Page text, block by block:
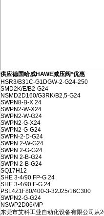
供应德国哈威HAWE减压阀*优惠
HSR3/B31C-G1DGW-2-G24-250
SMD2K/E/B2-G24
NSMD2D160/G3RK/B2,5-G24
SWPN8-B-X 24
SWPN2-W-X24
SWPN2-W-G24
SWPN2-G-X24
SWPN2-G-G24
SWPN-2-D-G24
SWPN 2-W-G24
SWPN 2-G-G24
SWPN 2-B-G24
SWPN 2-B-G24
SQ17H12
SHE 3-4/90 FP-G 24
SHE 3-4/90 F-G 24
PSL4Z1F80/400-3-32J25/16C300
SWPN2-G-G24
NSWP2D06/MP
东莞市艾科工业自动化设备有限公司从